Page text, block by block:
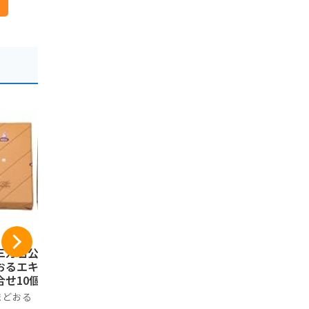
万石公式】まま
るエキソンパイ
10個入
どおる